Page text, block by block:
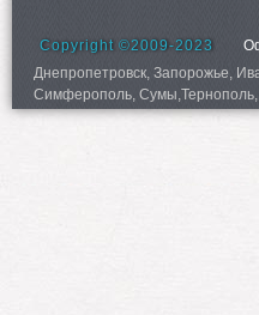
Copyright ©2009-2023
Днепропетровск, Запорожье,
Симферополь, Сумы,Тернополь,